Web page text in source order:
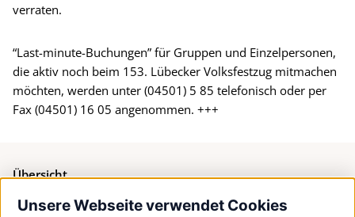
Unsere Webseite verwendet Cookies
verraten.
“Last-minute-Buchungen” für Gruppen und Einzelpersonen,
die aktiv noch beim 153. Lübecker Volksfestzug mitmachen
möchten, werden unter (04501) 5 85 telefonisch oder per
Fax (04501) 16 05 angenommen. +++
Übersicht
Bürgerservice